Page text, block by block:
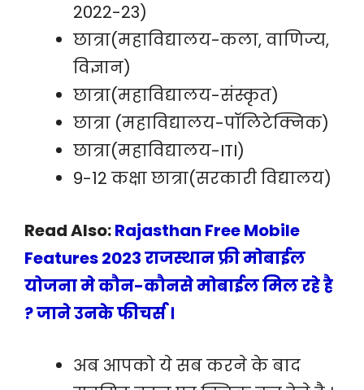
2022-23)
छात्रा(महाविद्यालय-कला, वाणिज्य,
विज्ञान)
छात्रा(महाविद्यालय-संस्कृत)
छात्रा (महाविद्यालय-पॉलिटेक्निक)
छात्रा(महाविद्यालय-ITI)
9-12 कक्षा छात्रा(सरकारी विद्यालय)
Read Also:Rajasthan Free Mobile
Features 2023 राजस्थान फ्री मोबाईल
योजना मे कौन-कौनसे मोबाईल मिल रहे है
? जाने उनके फीचर्स ।
अब आपको ये सब करने के बाद